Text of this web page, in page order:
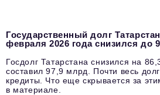
Государственный долг
февраля 2026 года снизился до
Госдолг Татарстана снизился на
составил 97,9 млрд. Почти весь
кредиты. Что еще скрывается за
в материале.